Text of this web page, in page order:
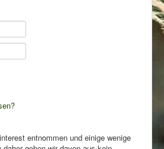
entnommen und einige wenige